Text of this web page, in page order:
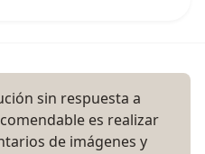
sin respuesta a
es realizar
de imágenes y